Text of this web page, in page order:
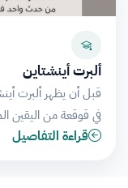
ألبرت أينشتاين
قبل أن يظهر ألبرت
في قوقعة من اليقين
قراءة التفاصيل